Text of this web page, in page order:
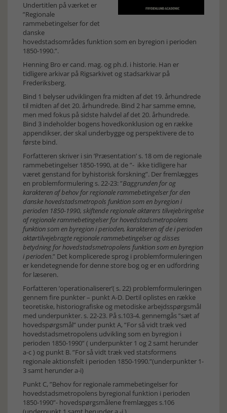
Undertitlen på værket er
”Regionale
rammebetingelser for det
danske
hovedstadsområdes funktion som en byregion i perioden
1850-1990.”.
Henning Bro er cand. mag. og ph.d. i historie. Han er
tidligere arkivar på Rigsarkivet og stadsarkivar på
Frederiksberg.
Bind 1 belyser udviklingen fra midten af det 19. århundrede
til midten af det 20. århundrede. Bind 2 har samme emne,
men med fokus på sidste halvdel af det 20. århundrede.
Bind 3 indeholder bogens hovedkonklusion og en række
appendikser, der skal underbygge og perspektivere de to
første bind.
Forfatteren skriver i sin ’Præsentation’ s. 18 om de regionale
rammebetingelser 1850-1990, at de ”- ikke tidligere har
været genstand for byhistorisk forskning”. Der fremlægges
en problemformulering s. 22-23: ”Baggrunden for og
karakteren af behov for regionale rammebetingelser for den
danske hovedstadsmetropols funktion som en byregion i
perioden 1850-1990, skiftende regionale aktørers tilvejebringelse
af regionale rammebetingelser for hovedstadsmetropolens
funktion som en byregion i perioden, karakteren af de i perioden
aktørtilvejebragte regionale rammebetingelser og disses
betydning for hovedstadsmetropolens funktion som en byregion
i perioden.” Det komplicerede sprog i problemformuleringen
er kendetegnende for denne store bog og er en udfordring
for læseren.
Forfatteren ’operationaliserer’( s. 22) problemformuleringen
gennem fire punkter – punkt A-D. Dertil oplistes en række
teoretiske, historiografiske og metodiske arbejdsspørgsmål
med underpunkter. s. 22-23. På s.103-4. gennemgås ”sæt af
hovedspørgsmål” under punkt A, ”For så vidt træk ved
hovedstadsmetropolens udvikling som en byregion i
perioden 1850-1990” ( underpunkter 1 og 2 samt herunder
a-c ) og punkt B. ”For så vidt træk ved statsformens
regionale aktionsfelt i perioden 1850-1990.”(underpunkter 1-
3 samt herunder a-i)
Punkt C, ”Behov for regionale rammebetingelser for
hovedstadsmetropolens byregional funktion i perioden
1850-1990”- hovedspørgsmålene fremlægges s.106